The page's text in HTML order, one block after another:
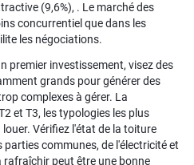
(9,6%), . Le marché des
concurrentiel que dans les
les négociations.
premier investissement, visez des
grands pour générer des
complexes à gérer. La
et T3, les typologies les plus
Vérifiez l'état de la toiture
parties communes, de l'électricité et
rafraîchir peut être une bonne